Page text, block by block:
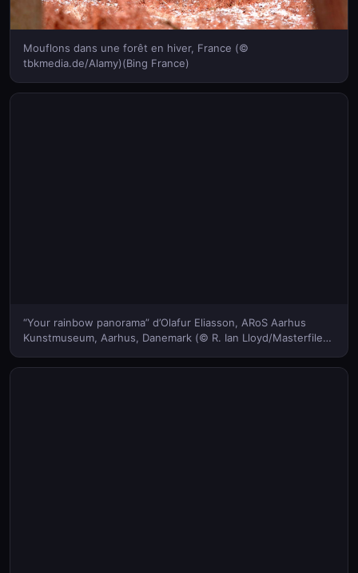
Mouflons dans une forêt en hiver, France (©
tbkmedia.de/Alamy)(Bing France)
“Your rainbow panorama” d’Olafur Eliasson, ARoS Aarhus
Kunstmuseum, Aarhus, Danemark (© R. Ian Lloyd/Masterfile)